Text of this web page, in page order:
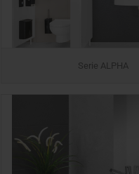
Serie ALPHA